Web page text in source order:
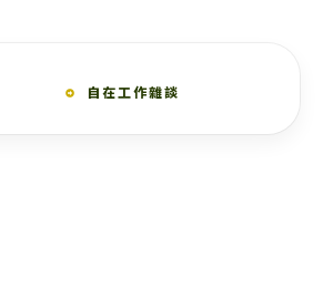
自在工作雜談